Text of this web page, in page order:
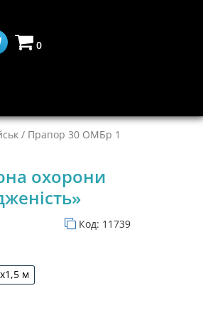
0
/ Прапор 30 ОМБр 1
охорони
Код: 11739
м
2,3х1,5 м